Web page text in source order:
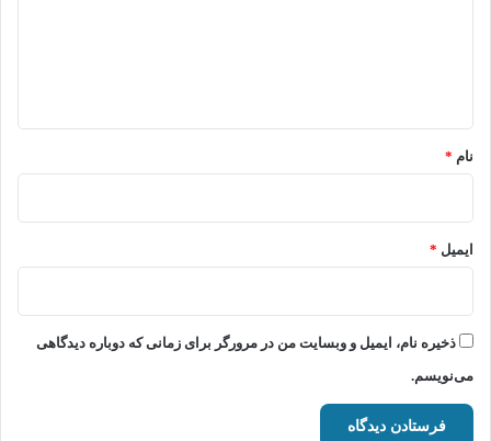
نام *
ایمیل *
ذخیره نام، ایمیل و وبسایت من در مرورگر برای زمانی که دوباره دیدگاهی
می‌نویسم.